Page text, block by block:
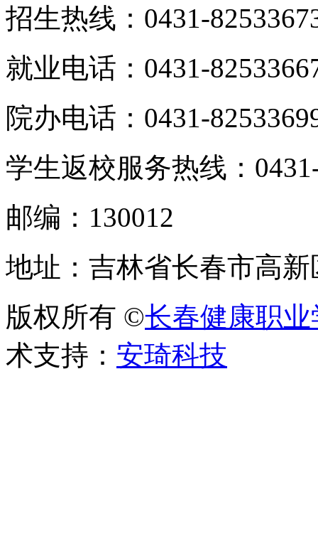
招生热线：0431-
就业电话：0431-
院办电话：0431-
学生返校服务热线：
邮编：130012
地址：吉林省长春市高新
版权所有 ©长春健康职业
术支持： 安琦科技